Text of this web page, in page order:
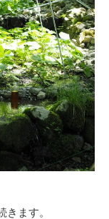
ます。